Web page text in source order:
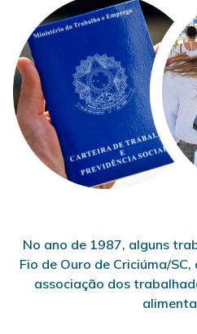
No ano de 1987, alguns
Fio de Ouro de Criciúma/
associação dos